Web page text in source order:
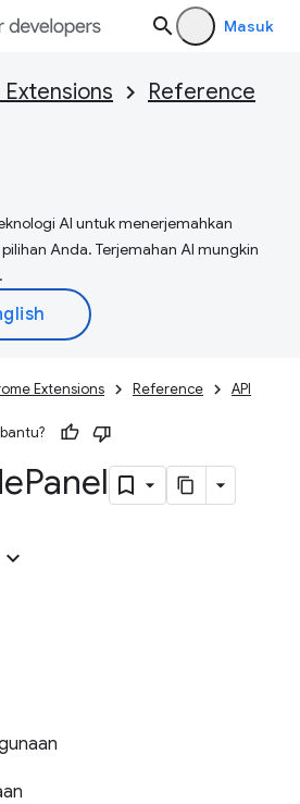
Masuk
Reference
AI untuk menerjemahkan
Anda. Terjemahan AI mungkin
Extensions Reference API
Panel